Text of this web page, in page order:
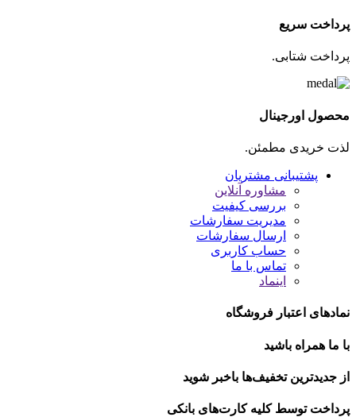
پرداخت سریع
پرداخت شتابی.
محصول اورجینال
لذت خریدی مطمئن.
پشتیبانی مشتریان
مشاوره آنلاین
بررسی کیفیت
مدیریت سفارشات
ارسال سفارشات
حساب کاربری
تماس با ما
اینماد
نمادهای اعتبار فروشگاه
با ما همراه باشید
از جدیدترین تخفیف‌ها باخبر شوید
پرداخت توسط کلیه کارت‌های بانکی